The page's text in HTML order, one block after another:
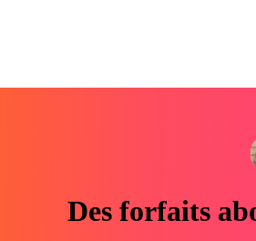
Des forfaits